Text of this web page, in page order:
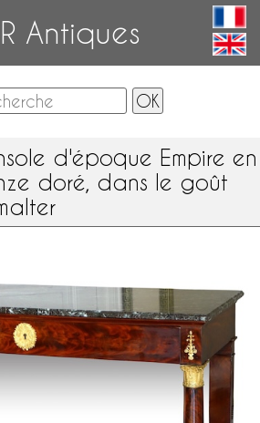
Antiques
d'époque Empire en
doré, dans le goût